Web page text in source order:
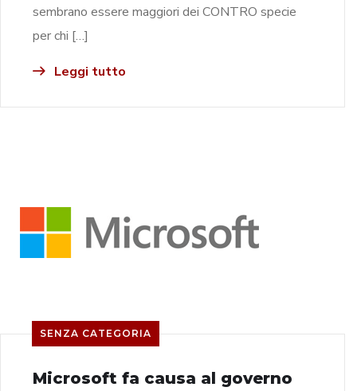
sembrano essere maggiori dei CONTRO specie
per chi […]
Leggi tutto
SENZA CATEGORIA
Microsoft fa causa al governo